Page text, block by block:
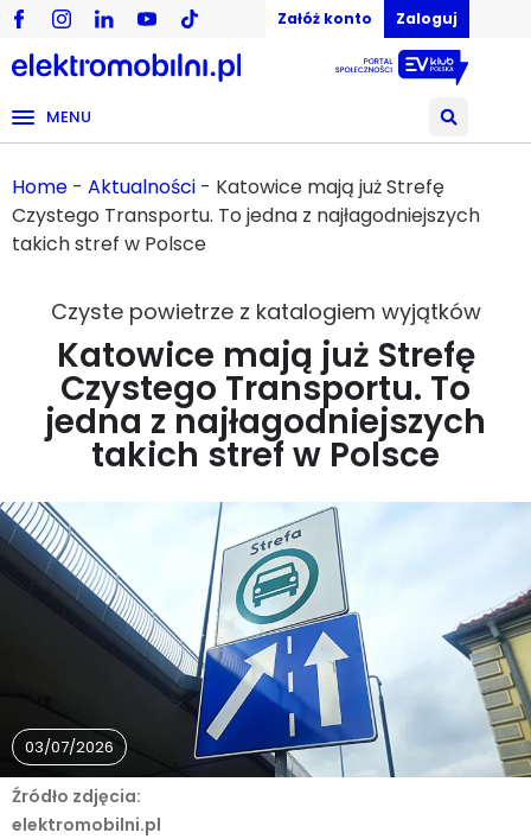
Załóż konto Zaloguj
MENU
Home - Aktualności - Katowice mają już Strefę
Czystego Transportu. To jedna z najłagodniejszych
takich stref w Polsce
Czyste powietrze z katalogiem wyjątków
Katowice mają już Strefę
Czystego Transportu. To
jedna z najłagodniejszych
takich stref w Polsce
03/07/2026
Źródło zdjęcia:
elektromobilni.pl